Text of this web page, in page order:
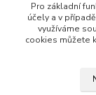
(Po-Pá -
Pro základní
účely a v
využíváme
cookies můžete